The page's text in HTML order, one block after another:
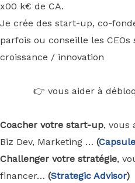
x00 k€ de CA.
Je crée des start-up, co-
parfois ou conseille les
croissance / innovation
👉 vous aider à
Coacher votre start-up, vous
Biz Dev, Marketing … (
Challenger votre stratégie,
financer… (Strategic Advisor)